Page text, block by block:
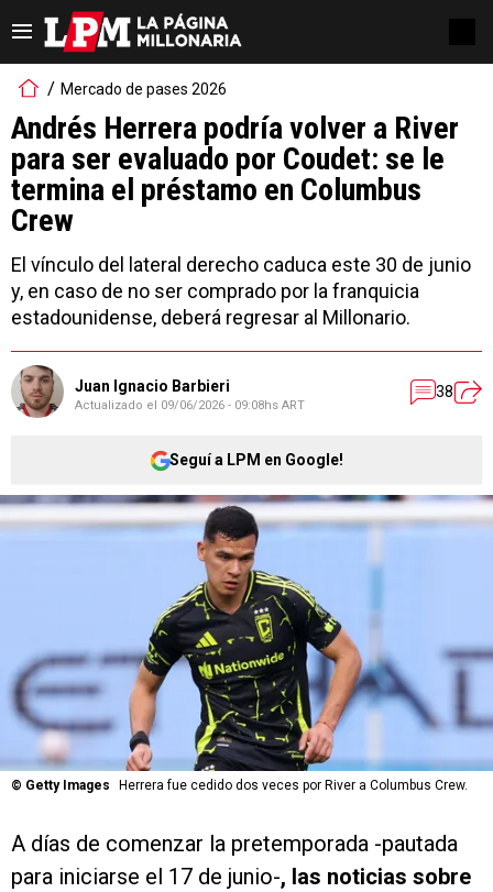
Mercado de pases 2026
Andrés Herrera podría volver a River
para ser evaluado por Coudet: se le
termina el préstamo en Columbus
Crew
El vínculo del lateral derecho caduca este 30 de junio
y, en caso de no ser comprado por la franquicia
estadounidense, deberá regresar al Millonario.
Juan Ignacio Barbieri
Actualizado el 09/06/2026 - 09:08hs ART
38
Seguí a LPM en Google!
© Getty Images Herrera fue cedido dos veces por River a Columbus Crew.
A días de comenzar la pretemporada -pautada
para iniciarse el 17 de junio-, las noticias sobre